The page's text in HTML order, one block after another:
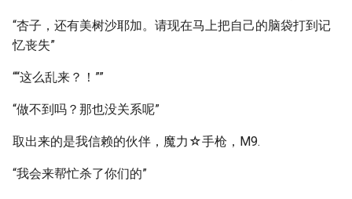
“杏子，还有美树沙耶加。请现在马上把自己的脑袋打到记
忆丧失”
““这么乱来？！””
“做不到吗？那也没关系呢”
取出来的是我信赖的伙伴，魔力☆手枪，M9.
“我会来帮忙杀了你们的”